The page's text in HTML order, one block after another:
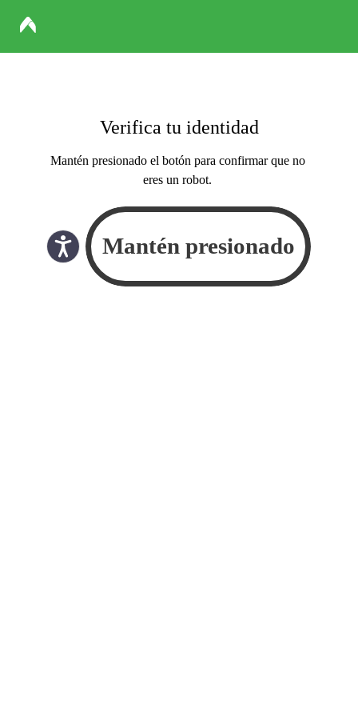
Verifica tu identidad
Mantén presionado el botón para confirmar que no
eres un robot.